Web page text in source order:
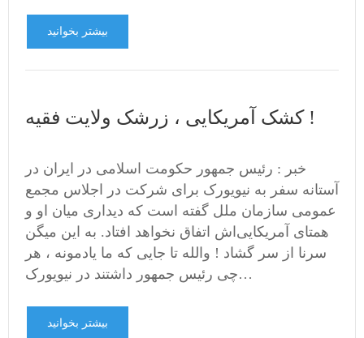
بیشتر بخوانید
کشک آمریکایی ، زرشک ولایت فقیه !
خبر : رئیس جمهور حکومت اسلامی در ایران در
آستانه سفر به نیویورک برای شرکت در اجلاس مجمع
عمومی سازمان ملل گفته است که دیداری میان او و
همتای آمریکایی‌اش اتفاق نخواهد افتاد. به این میگن
سرنا از سر گشاد ! والله تا جایی که ما یادمونه ، هر
چی رئیس جمهور داشتند در نیویورک…
بیشتر بخوانید